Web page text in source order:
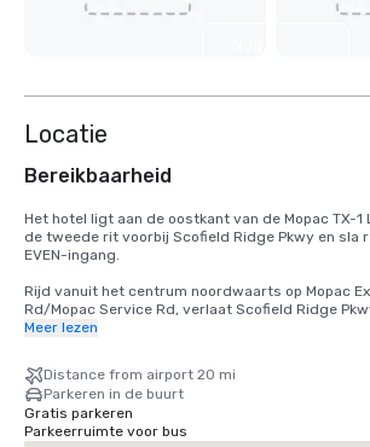
Locatie
Bereikbaarheid
Het hotel ligt aan de oostkant van de Mopac TX-
de tweede rit voorbij Scofield Ridge Pkwy en sla
EVEN-ingang.
Rijd vanuit het centrum noordwaarts op Mopac
Rd/Mopac Service Rd, verlaat Scofield Ridge
tweede rit voorbij Scofield Ridge Pkwy en sla
Van luchthaven TX-71 W naar US-183N naar TX-1
TX-1 Loop/Mopac verlaat u Scofield Ridge Pkwy,
tweede rit voorbij Scofield Ridge Pkwy en slaat u
EVEN-ingang.
Meer lezen
Distance from airport 20 mi
Parkeren in de buurt
Gratis parkeren
Parkeerruimte voor bus